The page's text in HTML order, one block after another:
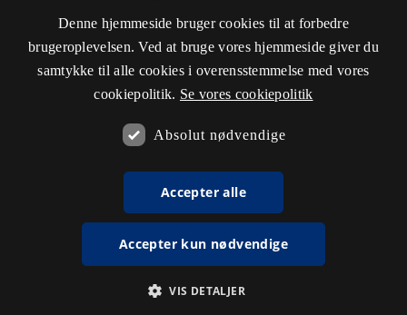
Denne hjemmeside bruger cookies til at forbedre
brugeroplevelsen. Ved at bruge vores hjemmeside giver du
samtykke til alle cookies i overensstemmelse med vores
cookiepolitik. Se vores cookiepolitik
Absolut nødvendige
Accepter alle
Accepter kun nødvendige
VIS DETALJER